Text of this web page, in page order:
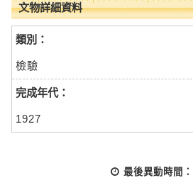
文物詳細資料
類別：
檢驗
完成年代：
1927
最後異動時間：